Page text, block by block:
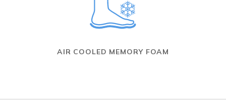
AIR COOLED MEMORY FOAM